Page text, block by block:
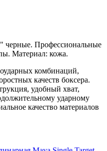
черные. Профессиональные
Материал: кожа.
комбинаций,
качеств боксера.
удобный хват,
ударному
качество материалов